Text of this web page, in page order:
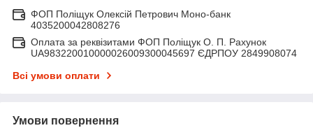
ФОП Поліщук Олексій Петрович Моно-банк
4035200042808276
Оплата за реквізитами ФОП Поліщук О. П. Рахунок
UA983220010000026009300045697 ЄДРПОУ 2849908074
Всі умови оплати
Умови повернення